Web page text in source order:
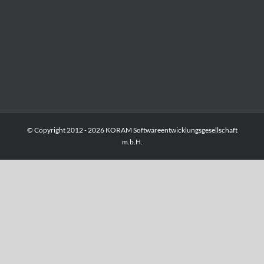
© Copyright 2012 -2026 KORAM Softwareentwicklungsgesellschaft
m.b.H.